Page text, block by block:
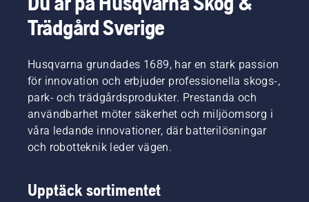
Trädgård Sverige
Husqvarna grundades 1689, har en stark passion
för innovation och erbjuder professionella skogs-,
park- och trädgårdsprodukter. Prestanda och
användbarhet möter säkerhet och miljöomsorg i
våra ledande innovationer, där batterilösningar
och robotteknik leder vägen.
Upptäck sortimentet